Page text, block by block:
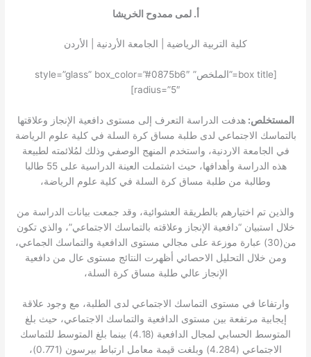
أ. لمى ممدوح الخريشا
كلية التربية الرياضية | الجامعة الأردنية | الأردن
[box title=”الملخص” style=”glass” box_color=”#0875b6″
radius=”5″]
المستخلص:هدفت الدراسة التعرف إلى مستوى دافعية الإنجاز وعلاقتها
بالتماسك الاجتماعي لدى طلبة مساق كرة السلة في كلية علوم الرياضة
في الجامعة الاردنية، واستخدم المنهج الوصفي وذلك لمُلائمته لطبيعة
هذه الدراسة وأهدافها، حيث اشتملت العينة الدراسية على 55 طالبا
وطالبة من طلبة مساق كرة السلة في كلية علوم الرياضة،
والذين تم اختيارهم بالطريقة العشوائية، وقد جمعت بيانات الدراسة من
خلال استبيان “دافعية الإنجاز وعلاقته بالتماسك الاجتماعي”، والذي تكون
من(30) عبارة موزعة على مجالي مستوى الدافعية والتماسك الجماعي،
ومن خلال التحليل الاحصائي أظهرت النتائج مستوى عال من دافعية
الإنجاز عالي طلبة مساق كرة السلة،
وارتفاعا في مستوى التماسك الاجتماعي لدى الطلبة، مع وجود علاقة
إيجابية مرتفعة بين مستوى الدافعية والتماسك الاجتماعي، حيث بلغ
المتوسط الحسابي لمجال الدافعية (4.18) بينما بلغ المتوسط للتماسك
الاجتماعي (4.284) وبلغت قيمة معامل ارتباط بيرسون (0.771)،